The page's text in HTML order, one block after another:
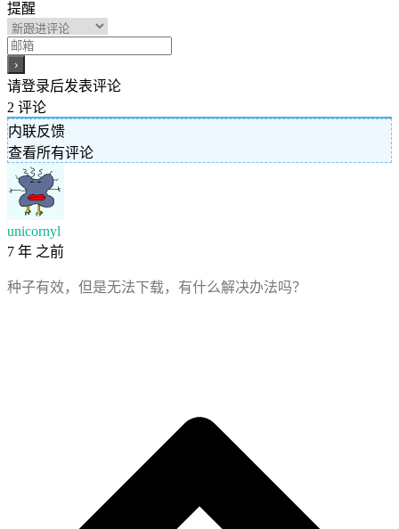
提醒
请登录后发表评论
2 评论
内联反馈
查看所有评论
unicornyl
7 年 之前
种子有效，但是无法下载，有什么解决办法吗？